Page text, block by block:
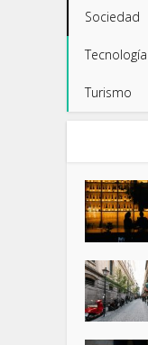
Sociedad
Tecnología
Turismo